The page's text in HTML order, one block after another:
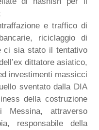
e traffico di
riciclaggio di
ci sia stato il tentativo
dittatore asiatico,
investimenti massicci
sventato dalla DIA
della costruzione
attraverso
responsabile della